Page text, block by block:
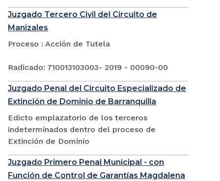
Juzgado Tercero Civil del Circuito de
Manizales
Proceso : Acción de Tutela
Radicado: 710013103003- 2019 - 00090-00
Juzgado Penal del Circuito Especializado de
Extinción de Dominio de Barranquilla
Edicto emplazatorio de los terceros
indeterminados dentro del proceso de
Extinción de Dominio
Juzgado Primero Penal Municipal - con
Función de Control de Garantías Magdalena